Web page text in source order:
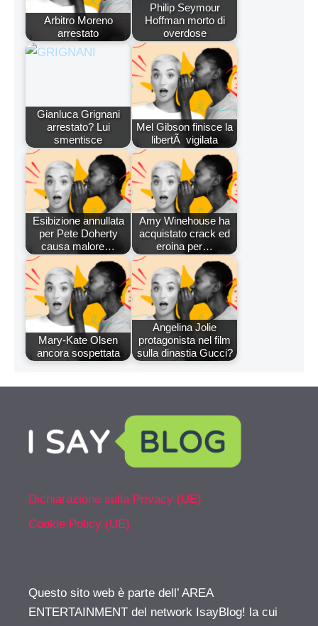
Arbitro Moreno
arrestato
Philip Seymour
Hoffman morto di
overdose
Gianluca Grignani
arrestato? Lui
smentisce
Mel Gibson finisce la
libertÃ vigilata
Esibizione annullata
per Pete Doherty
causa malore…
Amy Winehouse ha
acquistato crack ed
eroina per…
Mary-Kate Olsen
ancora sospettata
Angelina Jolie
protagonista nel film
sulla dinastia Gucci?
Dichiarazione sulla Privacy (UE)
Cookie Policy (UE)
Questo sito web è parte dell’ AREA
ENTERTAINMENT del network IsayBlog! la cui